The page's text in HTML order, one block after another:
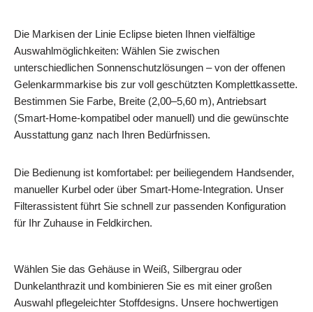
Die Markisen der Linie Eclipse bieten Ihnen vielfältige
Auswahlmöglichkeiten: Wählen Sie zwischen
unterschiedlichen Sonnenschutzlösungen – von der offenen
Gelenkarmmarkise bis zur voll geschützten Komplettkassette.
Bestimmen Sie Farbe, Breite (2,00–5,60 m), Antriebsart
(Smart‑Home-kompatibel oder manuell) und die gewünschte
Ausstattung ganz nach Ihren Bedürfnissen.
Die Bedienung ist komfortabel: per beiliegendem Handsender,
manueller Kurbel oder über Smart‑Home‑Integration. Unser
Filterassistent führt Sie schnell zur passenden Konfiguration
für Ihr Zuhause in Feldkirchen.
Wählen Sie das Gehäuse in Weiß, Silbergrau oder
Dunkelanthrazit und kombinieren Sie es mit einer großen
Auswahl pflegeleichter Stoffdesigns. Unsere hochwertigen